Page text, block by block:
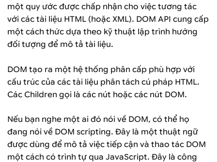
một quy ước được chấp nhận cho việc tương tác
với các tài liệu HTML (hoặc XML). DOM API cung cấp
một cách thức dựa theo kỹ thuật lập trình hướng
đối tượng để mô tả tài liệu.
DOM tạo ra một hệ thống phân cấp phù hợp với
cấu trúc của các tài liệu phân tách cú pháp HTML.
Các Children gọi là các nút hoặc các nút DOM.
Nếu bạn nghe một ai đó nói về DOM, có thể họ
đang nói về DOM scripting. Đây là một thuật ngữ
được dùng để mô tả việc tiếp cận và thao tác DOM
một cách có trình tự qua JavaScript. Đây là công